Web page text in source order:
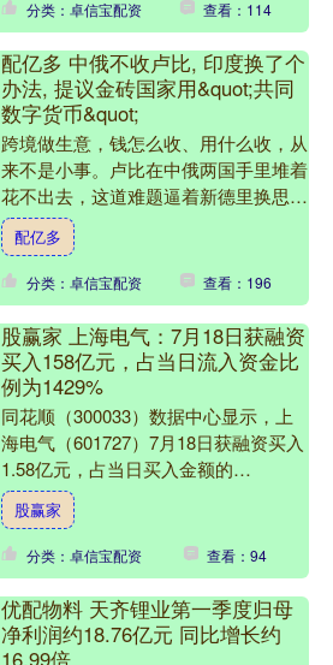
分类：卓信宝配资 查看：114
配亿多 中俄不收卢比, 印度换了个
办法, 提议金砖国家用&quot;共同
数字货币&quot;
跨境做生意，钱怎么收、用什么收，从
来不是小事。卢比在中俄两国手里堆着
花不出去，这道难题逼着新德里换思路
——把主意打到了＂数字货币互联互通
＂上，准备把这道菜端上2....
配亿多
分类：卓信宝配资 查看：196
股赢家 上海电气：7月18日获融资
买入158亿元，占当日流入资金比
例为1429%
同花顺（300033）数据中心显示，上
海电气（601727）7月18日获融资买入
1.58亿元，占当日买入金额的
14.29%，当前融资余额15.32亿元，占
流通市....
股赢家
分类：卓信宝配资 查看：94
优配物料 天齐锂业第一季度归母
净利润约18.76亿元 同比增长约